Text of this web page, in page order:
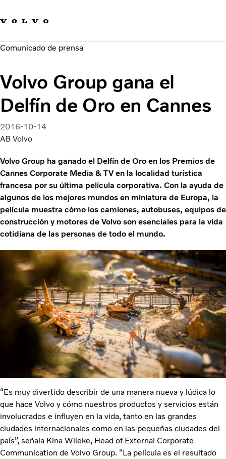
Sustainable Transportation
News & Media
About us
Comunicado de prensa
Volvo Group gana el
Delfín de Oro en Cannes
2016-10-14
AB Volvo
Volvo Group ha ganado el Delfín de Oro en los Premios de
Cannes Corporate Media & TV en la localidad turística
francesa por su última película corporativa. Con la ayuda de
algunos de los mejores mundos en miniatura de Europa, la
película muestra cómo los camiones, autobuses, equipos de
construcción y motores de Volvo son esenciales para la vida
cotidiana de las personas de todo el mundo.
“Es muy divertido describir de una manera nueva y lúdica lo
que hace Volvo y cómo nuestros productos y servicios están
involucrados e influyen en la vida, tanto en las grandes
ciudades internacionales como en las pequeñas ciudades del
país”, señala Kina Wileke, Head of External Corporate
Communication de Volvo Group. “La película es el resultado